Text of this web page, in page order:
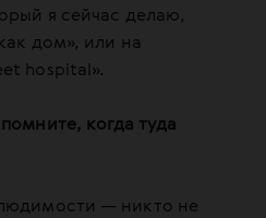
я сейчас делаю,
дом», или на
hospital».
когда туда
— никто не